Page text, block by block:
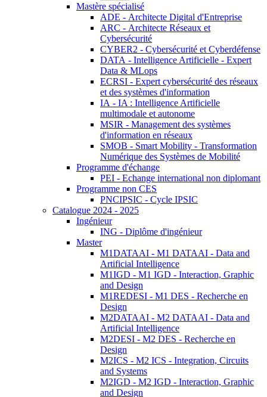
Mastère spécialisé
ADE - Architecte Digital d'Entreprise
ARC - Architecte Réseaux et
Cybersécurité
CYBER2 - Cybersécurité et Cyberdéfense
DATA - Intelligence Artificielle - Expert
Data & MLops
ECRSI - Expert cybersécurité des réseaux
et des systèmes d'information
IA - IA : Intelligence Artificielle
multimodale et autonome
MSIR - Management des systèmes
d'information en réseaux
SMOB - Smart Mobility - Transformation
Numérique des Systèmes de Mobilité
Programme d'échange
PEI - Echange international non diplomant
Programme non CES
PNCIPSIC - Cycle IPSIC
Catalogue 2024 - 2025
Ingénieur
ING - Diplôme d'ingénieur
Master
M1DATAAI - M1 DATAAI - Data and
Artificial Intelligence
M1IGD - M1 IGD - Interaction, Graphic
and Design
M1REDESI - M1 DES - Recherche en
Design
M2DATAAI - M2 DATAAI - Data and
Artificial Intelligence
M2DESI - M2 DES - Recherche en
Design
M2ICS - M2 ICS - Integration, Circuits
and Systems
M2IGD - M2 IGD - Interaction, Graphic
and Design